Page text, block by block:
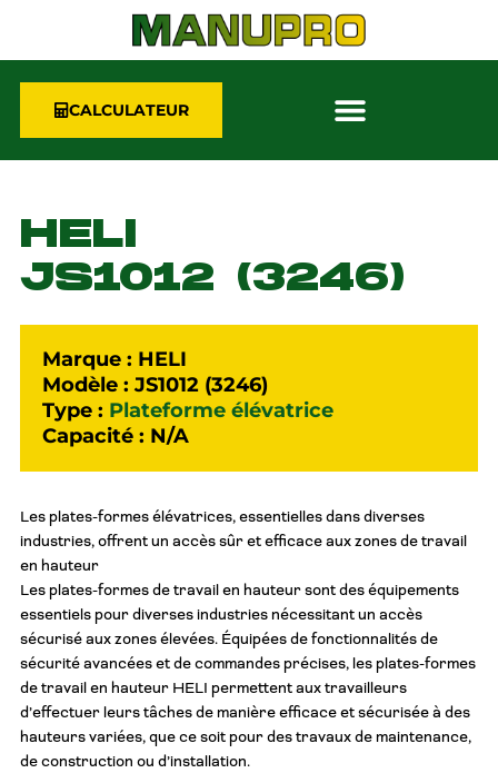
CALCULATEUR
HELI
JS1012 (3246)
Marque : HELI
Modèle : JS1012 (3246)
Type : Plateforme élévatrice
Capacité : N/A
Les plates-formes élévatrices, essentielles dans diverses
industries, offrent un accès sûr et efficace aux zones de travail
en hauteur
Les plates-formes de travail en hauteur sont des équipements
essentiels pour diverses industries nécessitant un accès
sécurisé aux zones élevées. Équipées de fonctionnalités de
sécurité avancées et de commandes précises, les plates-formes
de travail en hauteur HELI permettent aux travailleurs
d’effectuer leurs tâches de manière efficace et sécurisée à des
hauteurs variées, que ce soit pour des travaux de maintenance,
de construction ou d’installation.